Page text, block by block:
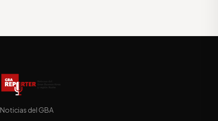
Noticias del GBA